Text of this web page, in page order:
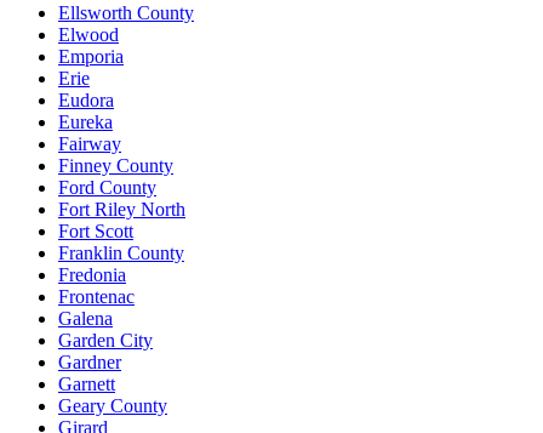
Ellsworth County
Elwood
Emporia
Erie
Eudora
Eureka
Fairway
Finney County
Ford County
Fort Riley North
Fort Scott
Franklin County
Fredonia
Frontenac
Galena
Garden City
Gardner
Garnett
Geary County
Girard